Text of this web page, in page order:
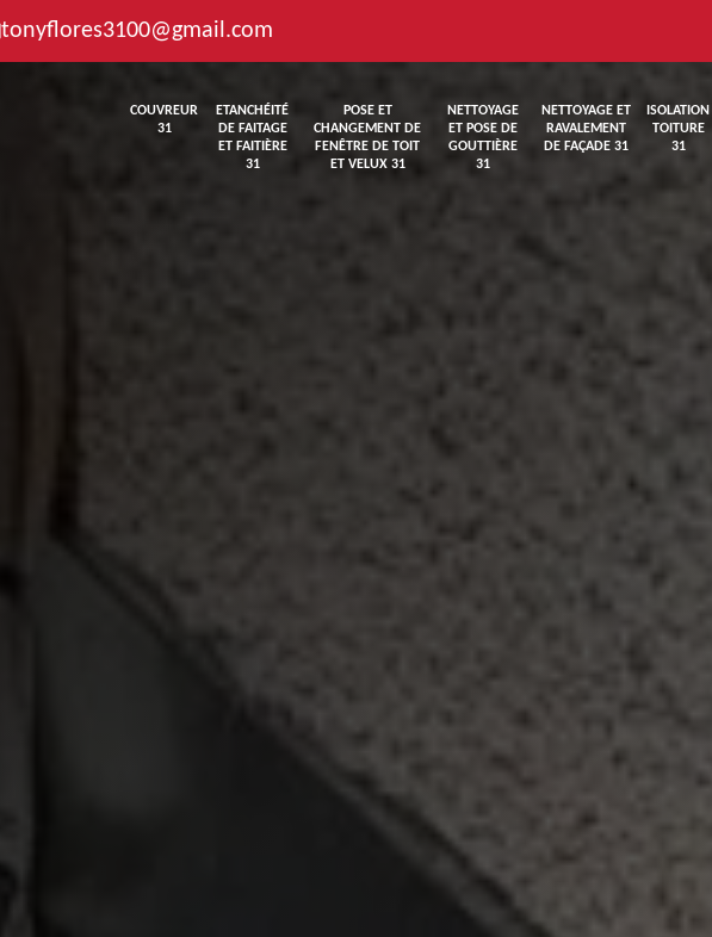
tonyflores3100@gmail.com
COUVREUR
31
ETANCHÉITÉ
DE FAITAGE
ET FAITIÈRE
31
POSE ET
CHANGEMENT DE
FENÊTRE DE TOIT
ET VELUX 31
NETTOYAGE
ET POSE DE
GOUTTIÈRE
31
NETTOYAGE ET
RAVALEMENT
DE FAÇADE 31
ISOLATION
TOITURE
31